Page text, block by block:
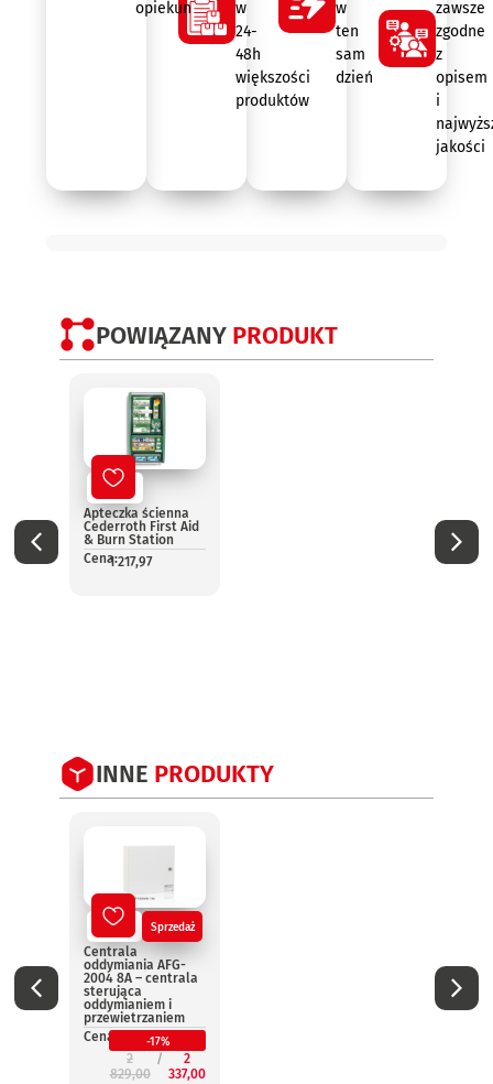
opiekun
w
24-
48h
większości
produktów
w
ten
sam
dzień
zawsze
zgodne
z
opisem
i
jakości
POWIĄZANY PRODUKT
Nowy
Apteczka ścienna
Cederroth First Aid
& Burn Station
Cena:1 217,97
Cena:
INNE PRODUKTY
Nowy Sprzedaż
Centrala
oddymiania AFG-
2004 8A – centrala
sterująca
oddymianiem i
przewietrzaniem
Cena:
-17%
2
829,00
2
337,00